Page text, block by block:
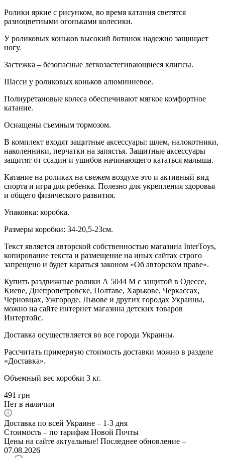
Ролики яркие с рисунком, во время катания светятся
разноцветными огоньками колесики.
У роликовых коньков высокий ботинок надежно защищает
ногу.
Застежка – безопасные легкозастегивающиеся клипсы.
Шасси у роликовых коньков алюминиевое.
Полиуретановые колеса обеспечивают мягкое комфортное
катание.
Оснащены съемным тормозом.
В комплект входят защитные аксессуары: шлем, налокотники,
наколенники, перчатки на запястья. Защитные аксессуары
защитят от ссадин и ушибов начинающего кататься малыша.
Катание на роликах на свежем воздухе это и активный вид
спорта и игра для ребенка. Полезно для укрепления здоровья
и общего физического развития.
Упаковка: коробка.
Размеры коробки: 34-20,5-23см.
Текст является авторской собственностью магазина InterToys,
копирование текста и размещение на иных сайтах строго
запрещено и будет караться законом «Об авторском праве».
Купить раздвижные ролики А 5044 M с защитой в Одессе,
Киеве, Днепропетровске, Полтаве, Харькове, Черкассах,
Черновцах, Ужгороде, Львове и других городах Украины,
можно на сайте интернет магазина детских товаров
Интертойс.
Доставка осуществляется во все города Украины.
Рассчитать примерную стоимость доставки можно в разделе
«Доставка».
Объемный вес коробки 3 кг.
491 грн
Нет в наличии
Доставка по всей Украине – 1-3 дня
Стоимость – по тарифам Новой Почты
Цены на сайте актуальные! Последнее обновление –
07.08.2026